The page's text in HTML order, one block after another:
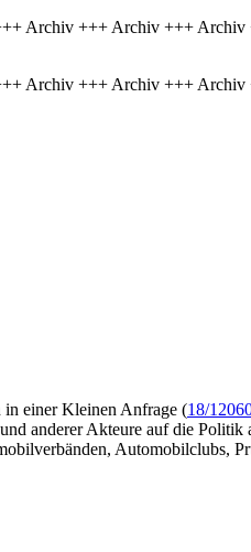
Archiv +++ Archiv +++
Archiv +++ Archiv +++
einer Kleinen Anfrage (18/
anderer Akteure auf die
Automobilclubs,